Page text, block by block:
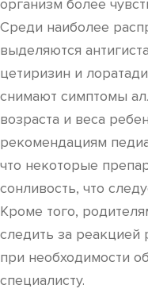
организм более
Среди наиболее
выделяются
цетиризин и
снимают симптомы
возраста и веса
рекомендациям
что некоторые
сонливость, что
Кроме того,
следить за реакцией
при необходимости
специалисту.